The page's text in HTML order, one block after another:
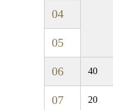
04
05
06 40
07 20